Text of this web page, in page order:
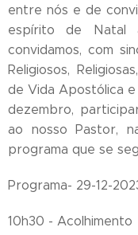
entre nós e de
espírito de Natal
convidamos, com
Religiosos,
de Vida Apostólica
dezembro,
ao nosso Pastor,
programa que se
Programa- 29-12-
10h30 - Acolhimento